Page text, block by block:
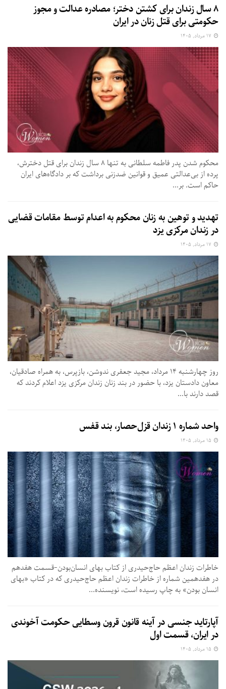
۸ سال زندان برای کشتن دختر؛ مصادره عدالت و مجوز
حکومتی برای قتل زنان در ایران
محکوم شدن پدر فاطمه سلطانی به تنها ۸ سال زندان برای قتل دخترش،
پرده از بی‌عدالتی عمیق و قوانین ضدزنی برداشت که بر دادگاه‌های ایران
حاکم است. بر...
تهدید و توهین به زنان محکوم به اعدام توسط مقامات قضایی
در زندان مرکزی یزد
روز چهارشنبه ۱۴ مرداد، مجید جعفری ندوشن، بازپرس، به همراه صادقیان،
معاون دادستان یزد، با حضور در بند زنان زندان مرکزی یزد اعلام کردند که
قصد دارند با...
واحد شماره ۱ زندان قزل‌حصار، بند قفس
خاطرات زندان اعظم حاج‌حیدری از کتاب بهای انسان‌بودن-قسمت هفدهم
در هفدهمین شماره از خاطرات زندان اعظم حاج‌حیدری که در کتاب «بهای
انسان بودن» به چاپ رسیده است،‌ نویسنده...
آپارتاید جنسی در آینه قانون قرون وسطایی حکومت آخوندی
در ایران، قسمت اول